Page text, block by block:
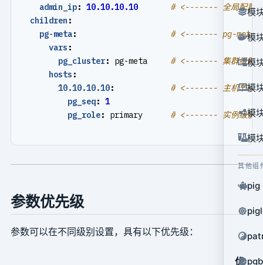
模
模
模
模
模
模
其他组
pig
admin_ip: 10.10.10.10
# <------- 全局配置
children :
pg-meta:
# <------- pg-meta
vars :
pg_cluster: pg-meta
# <------- 集群级别
hosts :
10.10.10.10:
# <------- 主机节点
pg_seq: 1
pg_role: primary # <------- 实例级别
参数优先级
参数可以在不同级别设置，具有以下优先级：
优